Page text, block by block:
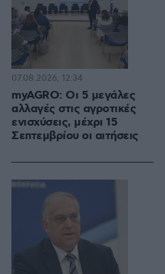
myAGRO: Οι 5 μεγάλες
αλλαγές στις αγροτικές
ενισχύσεις, μέχρι 15
Σεπτεμβρίου οι αιτήσεις
07.08.2026, 12:34